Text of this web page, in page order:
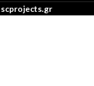
scprojects.gr